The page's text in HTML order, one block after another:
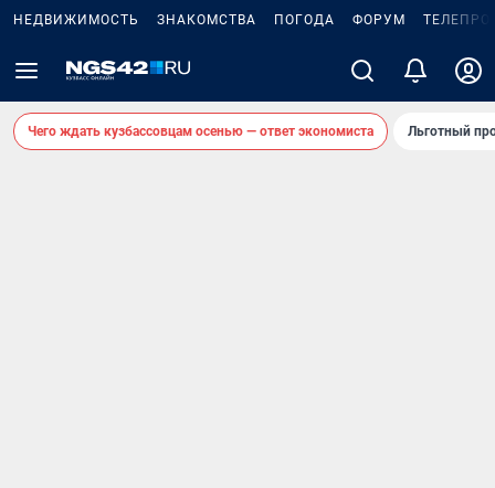
НЕДВИЖИМОСТЬ ЗНАКОМСТВА ПОГОДА ФОРУМ
Чего ждать кузбассовцам осенью — ответ экономиста Льготный